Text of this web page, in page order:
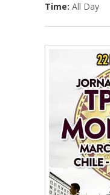
Time: All Day